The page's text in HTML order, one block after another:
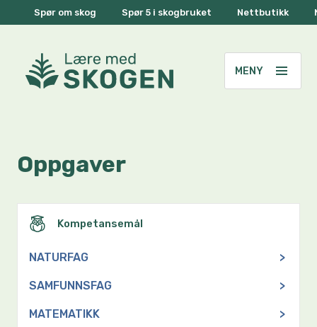
Spør om skog Spør 5 i skogbruket Nettbutikk
Oppgaver
Kompetansemål
NATURFAG >
SAMFUNNSFAG >
MATEMATIKK >